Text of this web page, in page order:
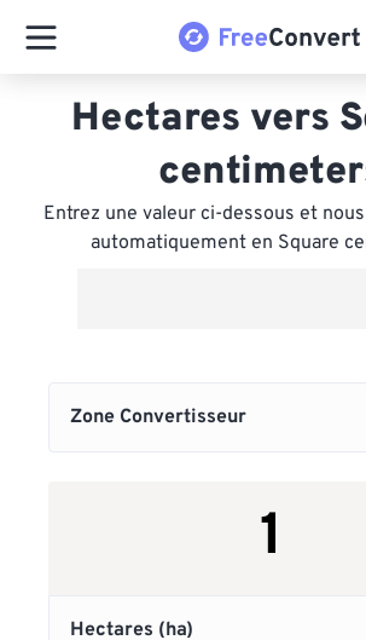
Hectares vers
Entrez une valeur ci-dessous et
automatiquement en Square